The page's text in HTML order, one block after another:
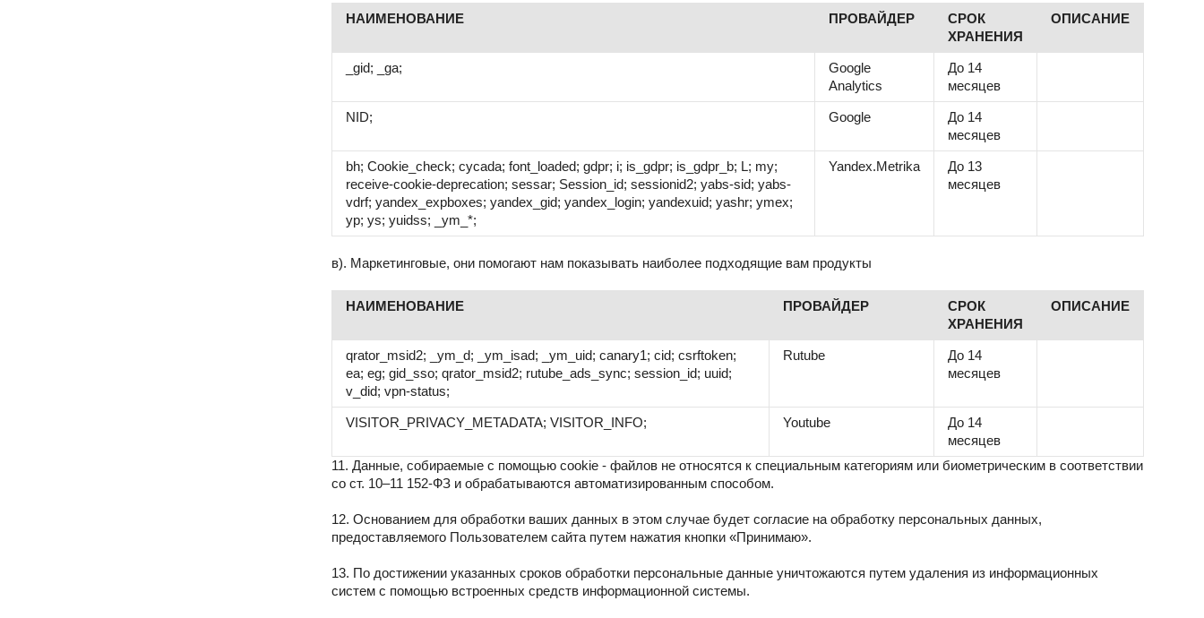
НАИМЕНОВАНИЕ ПРОВАЙДЕР
СРОК
ХРАНЕНИЯ
ОПИСАНИЕ
_gid; _ga;
Google
Analytics
До 14
месяцев
NID; Google
До 14
месяцев
bh; Cookie_check; cycada; font_loaded; gdpr; i; is_gdpr; is_gdpr_b; L; my;
receive-cookie-deprecation; sessar; Session_id; sessionid2; yabs-sid; yabs-
vdrf; yandex_expboxes; yandex_gid; yandex_login; yandexuid; yashr; ymex;
yp; ys; yuidss; _ym_*;
Yandex.Metrika
До 13
месяцев
в). Маркетинговые, они помогают нам показывать наиболее подходящие вам продукты
НАИМЕНОВАНИЕ ПРОВАЙДЕР
СРОК
ХРАНЕНИЯ
ОПИСАНИЕ
qrator_msid2; _ym_d; _ym_isad; _ym_uid; canary1; cid; csrftoken;
ea; eg; gid_sso; qrator_msid2; rutube_ads_sync; session_id; uuid;
v_did; vpn-status;
Rutube
До 14
месяцев
VISITOR_PRIVACY_METADATA; VISITOR_INFO; Youtube
До 14
месяцев
11. Данные, собираемые с помощью cookie - файлов не относятся к специальным категориям или биометрическим в соответствии
со ст. 10–11 152-ФЗ и обрабатываются автоматизированным способом.
12. Основанием для обработки ваших данных в этом случае будет согласие на обработку персональных данных,
предоставляемого Пользователем сайта путем нажатия кнопки «Принимаю».
13. По достижении указанных сроков обработки персональные данные уничтожаются путем удаления из информационных
систем с помощью встроенных средств информационной системы.